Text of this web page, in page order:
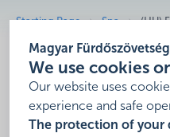
Magyar Fürdőszövetség
We use cookies
Our website uses
experience and safe
The protection of your
Starting Page Spa (HU)
(HU) Fedett
,